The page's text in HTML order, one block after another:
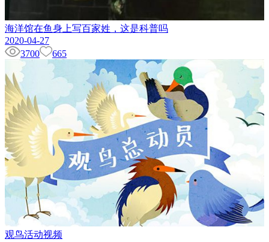
海洋馆在鱼身上写百家姓，这是科普吗
2020-04-27
3700
665
观鸟活动视频